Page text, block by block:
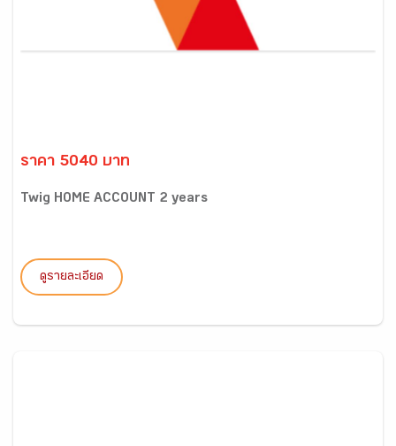
ราคา 5040 บาท
Twig HOME ACCOUNT 2 years
ดูรายละเอียด